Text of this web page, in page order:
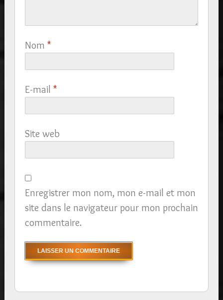
Nom *
E-mail *
Site web
Enregistrer mon nom, mon e-mail et mon
site dans le navigateur pour mon prochain
commentaire.